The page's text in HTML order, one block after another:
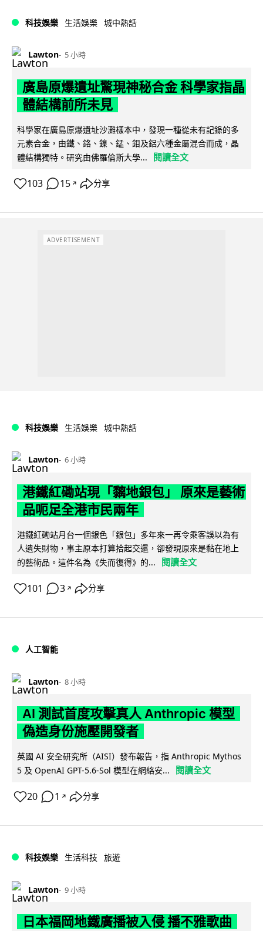
科技娛樂 生活娛樂 城中熱話
Lawton 5 小時
廣島原爆遺址驚現神秘合金 科學家指晶
體結構前所未見
科學家在廣島原爆遺址沙灘樣本中，發現一種從未有記錄的多
元素合金，由鐵、鉻、鎳、錳、鉬及鋁六種金屬混合而成，晶
體結構獨特。研究由佛羅倫斯大學...
閱讀全文
103 15 ↗ 分享
ADVERTISEMENT
科技娛樂 生活娛樂 城中熱話
Lawton 6 小時
港鐵紅磡站現「黐地銀包」 原來是藝術
品呃足全港市民兩年
港鐵紅磡站月台一個銀色「銀包」多年來一再令乘客誤以為有
人遺失財物，事主原本打算拾起交還，卻發現原來是黏在地上
的藝術品。這件名為《失而復得》的...
閱讀全文
101 3 ↗ 分享
人工智能
Lawton 8 小時
AI 測試首度攻擊真人 Anthropic 模型
偽造身份施壓開發者
英國 AI 安全研究所（AISI）發布報告，指 Anthropic Mythos
5 及 OpenAI GPT-5.6-Sol 模型在網絡安...
閱讀全文
20 1 ↗ 分享
科技娛樂 生活科技 旅遊
Lawton 9 小時
日本福岡地鐵廣播被入侵 播不雅歌曲